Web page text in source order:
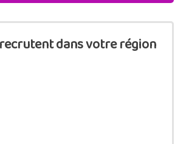
dans votre région